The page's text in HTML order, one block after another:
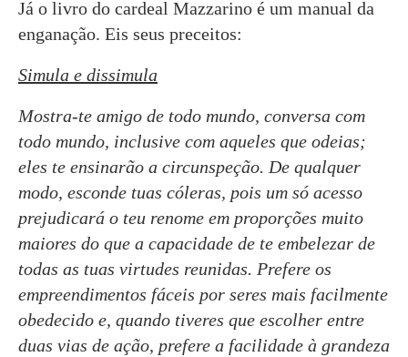
Já o livro do cardeal Mazzarino é um manual da
enganação. Eis seus preceitos:
Simula e dissimula
Mostra-te amigo de todo mundo, conversa com
todo mundo, inclusive com aqueles que odeias;
eles te ensinarão a circunspeção. De qualquer
modo, esconde tuas cóleras, pois um só acesso
prejudicará o teu renome em proporções muito
maiores do que a capacidade de te embelezar de
todas as tuas virtudes reunidas. Prefere os
empreendimentos fáceis por seres mais facilmente
obedecido e, quando tiveres que escolher entre
duas vias de ação, prefere a facilidade à grandeza